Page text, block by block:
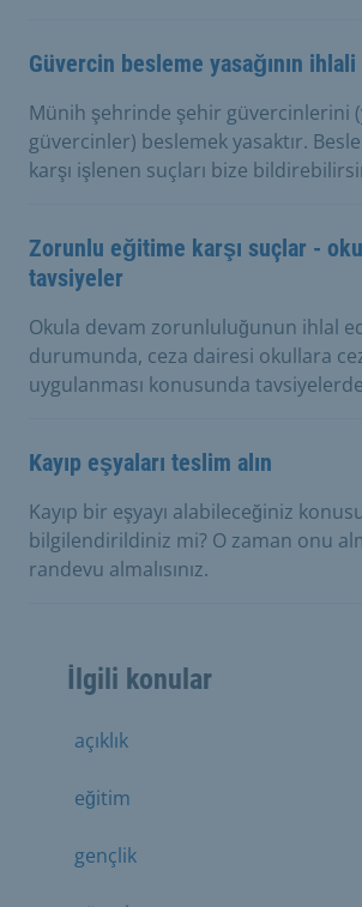
Güvercin besleme yasağının ihlali
Münih şehrinde şehir güvercinlerini
güvercinler) beslemek yasaktır.
karşı işlenen suçları bize
Zorunlu eğitime karşı suçlar -
tavsiyeler
Okula devam zorunluluğunun ihlal
durumunda, ceza dairesi okullara
uygulanması konusunda
Kayıp eşyaları teslim alın
Kayıp bir eşyayı alabileceğiniz
bilgilendirildiniz mi? O zaman onu
randevu almalısınız.
İlgili konular
açıklık
eğitim
gençlik